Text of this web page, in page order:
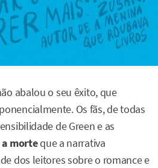
abalou o seu êxito, que
Os fãs, de todas
de Green e as
a morteque a narrativa
dos leitores sobre o romance e